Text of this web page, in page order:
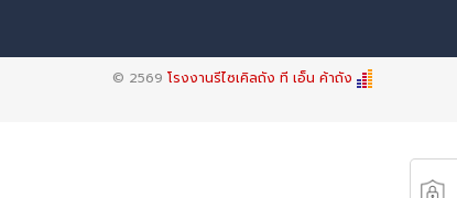
© 2569 โรงงานรีไซเคิลถัง ที เอ็น ค้าถัง